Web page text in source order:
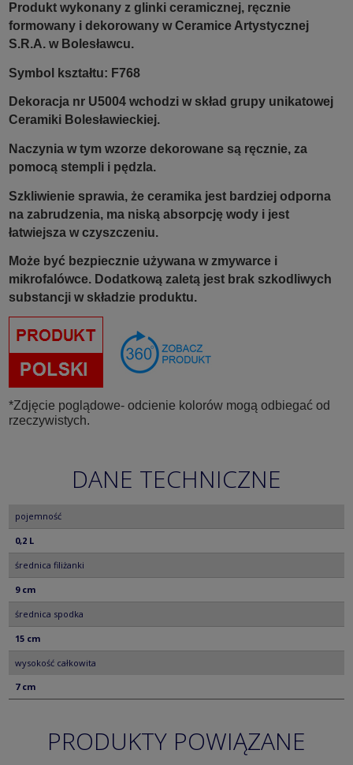
Produkt wykonany z glinki ceramicznej, ręcznie
formowany i dekorowany w Ceramice Artystycznej
S.R.A. w Bolesławcu.
Symbol kształtu: F768
Dekoracja nr U5004 wchodzi w skład grupy unikatowej
Ceramiki Bolesławieckiej.
Naczynia w tym wzorze dekorowane są ręcznie, za
pomocą stempli i pędzla.
Szkliwienie sprawia, że ceramika jest bardziej odporna
na zabrudzenia, ma niską absorpcję wody i jest
łatwiejsza w czyszczeniu.
Może być bezpiecznie używana w zmywarce i
mikrofalówce. Dodatkową zaletą jest brak szkodliwych
substancji w składzie produktu.
*Zdjęcie poglądowe- odcienie kolorów mogą odbiegać od
rzeczywistych.
DANE TECHNICZNE
pojemność
0,2 L
średnica filiżanki
9 cm
średnica spodka
15 cm
wysokość całkowita
7 cm
PRODUKTY POWIĄZANE